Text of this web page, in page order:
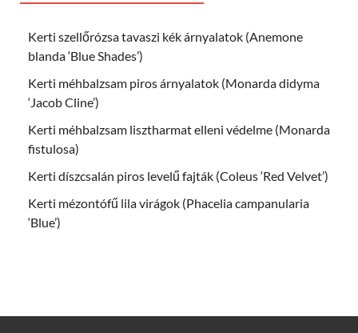
Kerti szellőrózsa tavaszi kék árnyalatok (Anemone
blanda ‘Blue Shades’)
Kerti méhbalzsam piros árnyalatok (Monarda didyma
‘Jacob Cline’)
Kerti méhbalzsam lisztharmat elleni védelme (Monarda
fistulosa)
Kerti díszcsalán piros levelű fajták (Coleus ‘Red Velvet’)
Kerti mézontófű lila virágok (Phacelia campanularia
‘Blue’)